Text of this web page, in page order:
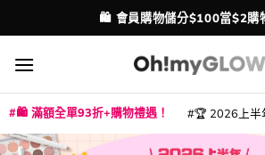
to
content
💳 支援消費券、FPS、八達通、
🛍️ 滿額全單93折+購物禮遇！ 🏆 2026上半